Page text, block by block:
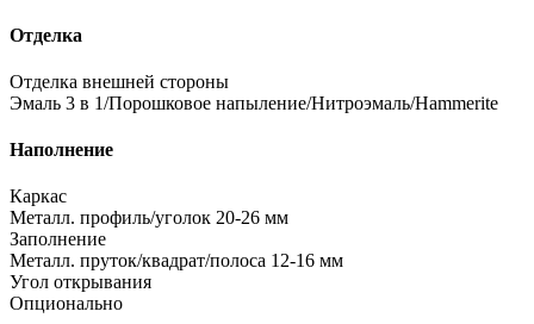
Отделка
Отделка внешней стороны
Эмаль 3 в 1/Порошковое напыление/Нитроэмаль/Hammerite
Наполнение
Каркас
Металл. профиль/уголок 20-26 мм
Заполнение
Металл. пруток/квадрат/полоса 12-16 мм
Угол открывания
Опционально